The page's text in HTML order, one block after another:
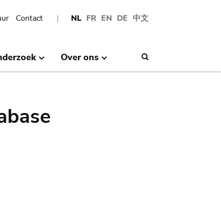
NL FR EN DE 中文
Contact
Over ons